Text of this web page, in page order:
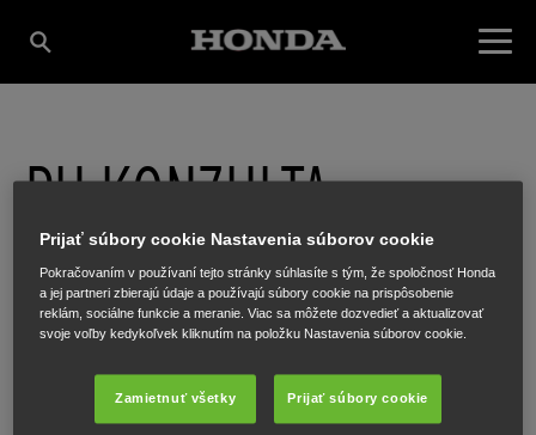
PH KONZULTA
Zlatovská 27,TRENČÍN,911 01
GET DIRECTIONS
Prijať súbory cookie Nastavenia súborov cookie
Pokračovaním v používaní tejto stránky súhlasíte s tým, že spoločnosť Honda
a jej partneri zbierajú údaje a používajú súbory cookie na prispôsobenie
reklám, sociálne funkcie a meranie. Viac sa môžete dozvedieť a aktualizovať
svoje voľby kedykoľvek kliknutím na položku Nastavenia súborov cookie.
Zamietnuť všetky Prijať súbory cookie